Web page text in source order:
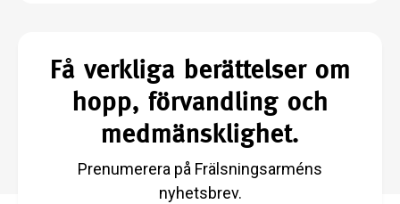
Få verkliga berättelser om
hopp, förvandling och
medmänsklighet.
Prenumerera på Frälsningsarméns
nyhetsbrev.